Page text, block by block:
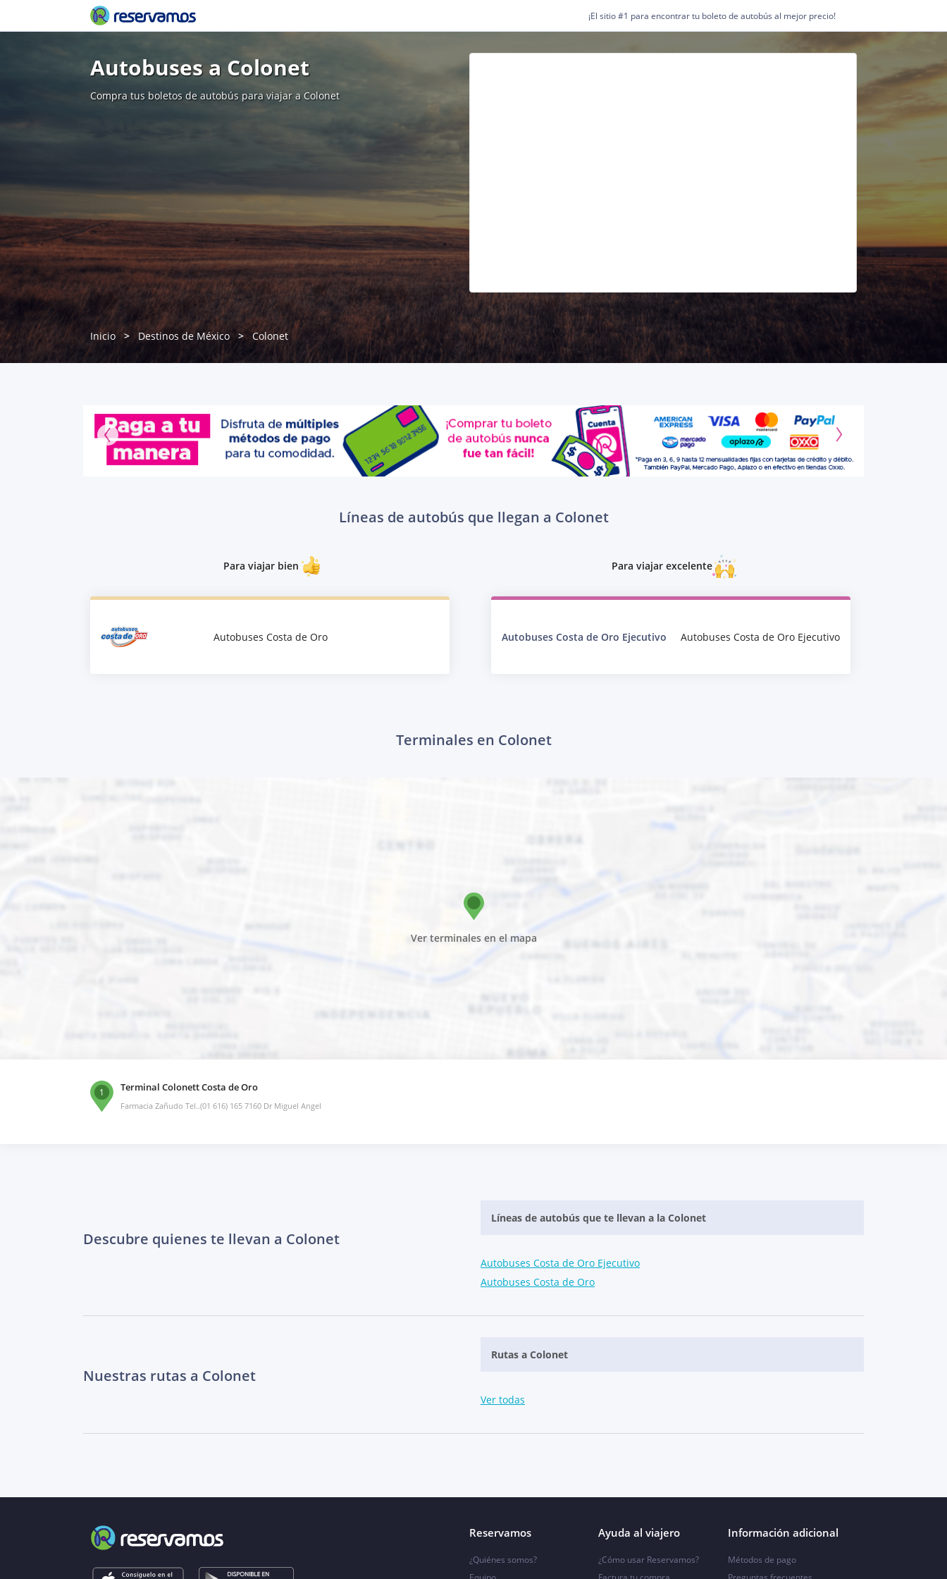
¡El sitio #1 para encontrar tu boleto de autobús al mejor precio!
Autobuses a Colonet
Compra tus boletos de autobús para viajar a Colonet
Inicio Destinos de México Colonet
Líneas de autobús que llegan a Colonet
Para viajar bien
Autobuses Costa de Oro
Para viajar excelente
Autobuses Costa de Oro Ejecutivo Autobuses Costa de Oro Ejecutivo
Terminales en Colonet
Ver terminales en el mapa
1 Terminal Colonett Costa de Oro
Farmacia Zañudo Tel..(01 616) 165 7160 Dr Miguel Angel
Descubre quienes te llevan a Colonet
Líneas de autobús que te llevan a la Colonet
Autobuses Costa de Oro Ejecutivo
Autobuses Costa de Oro
Nuestras rutas a Colonet
Rutas a Colonet
Ver todas
Reservamos
¿Quiénes somos?
Ayuda al viajero
¿Cómo usar Reservamos?
Información adicional
Métodos de pago